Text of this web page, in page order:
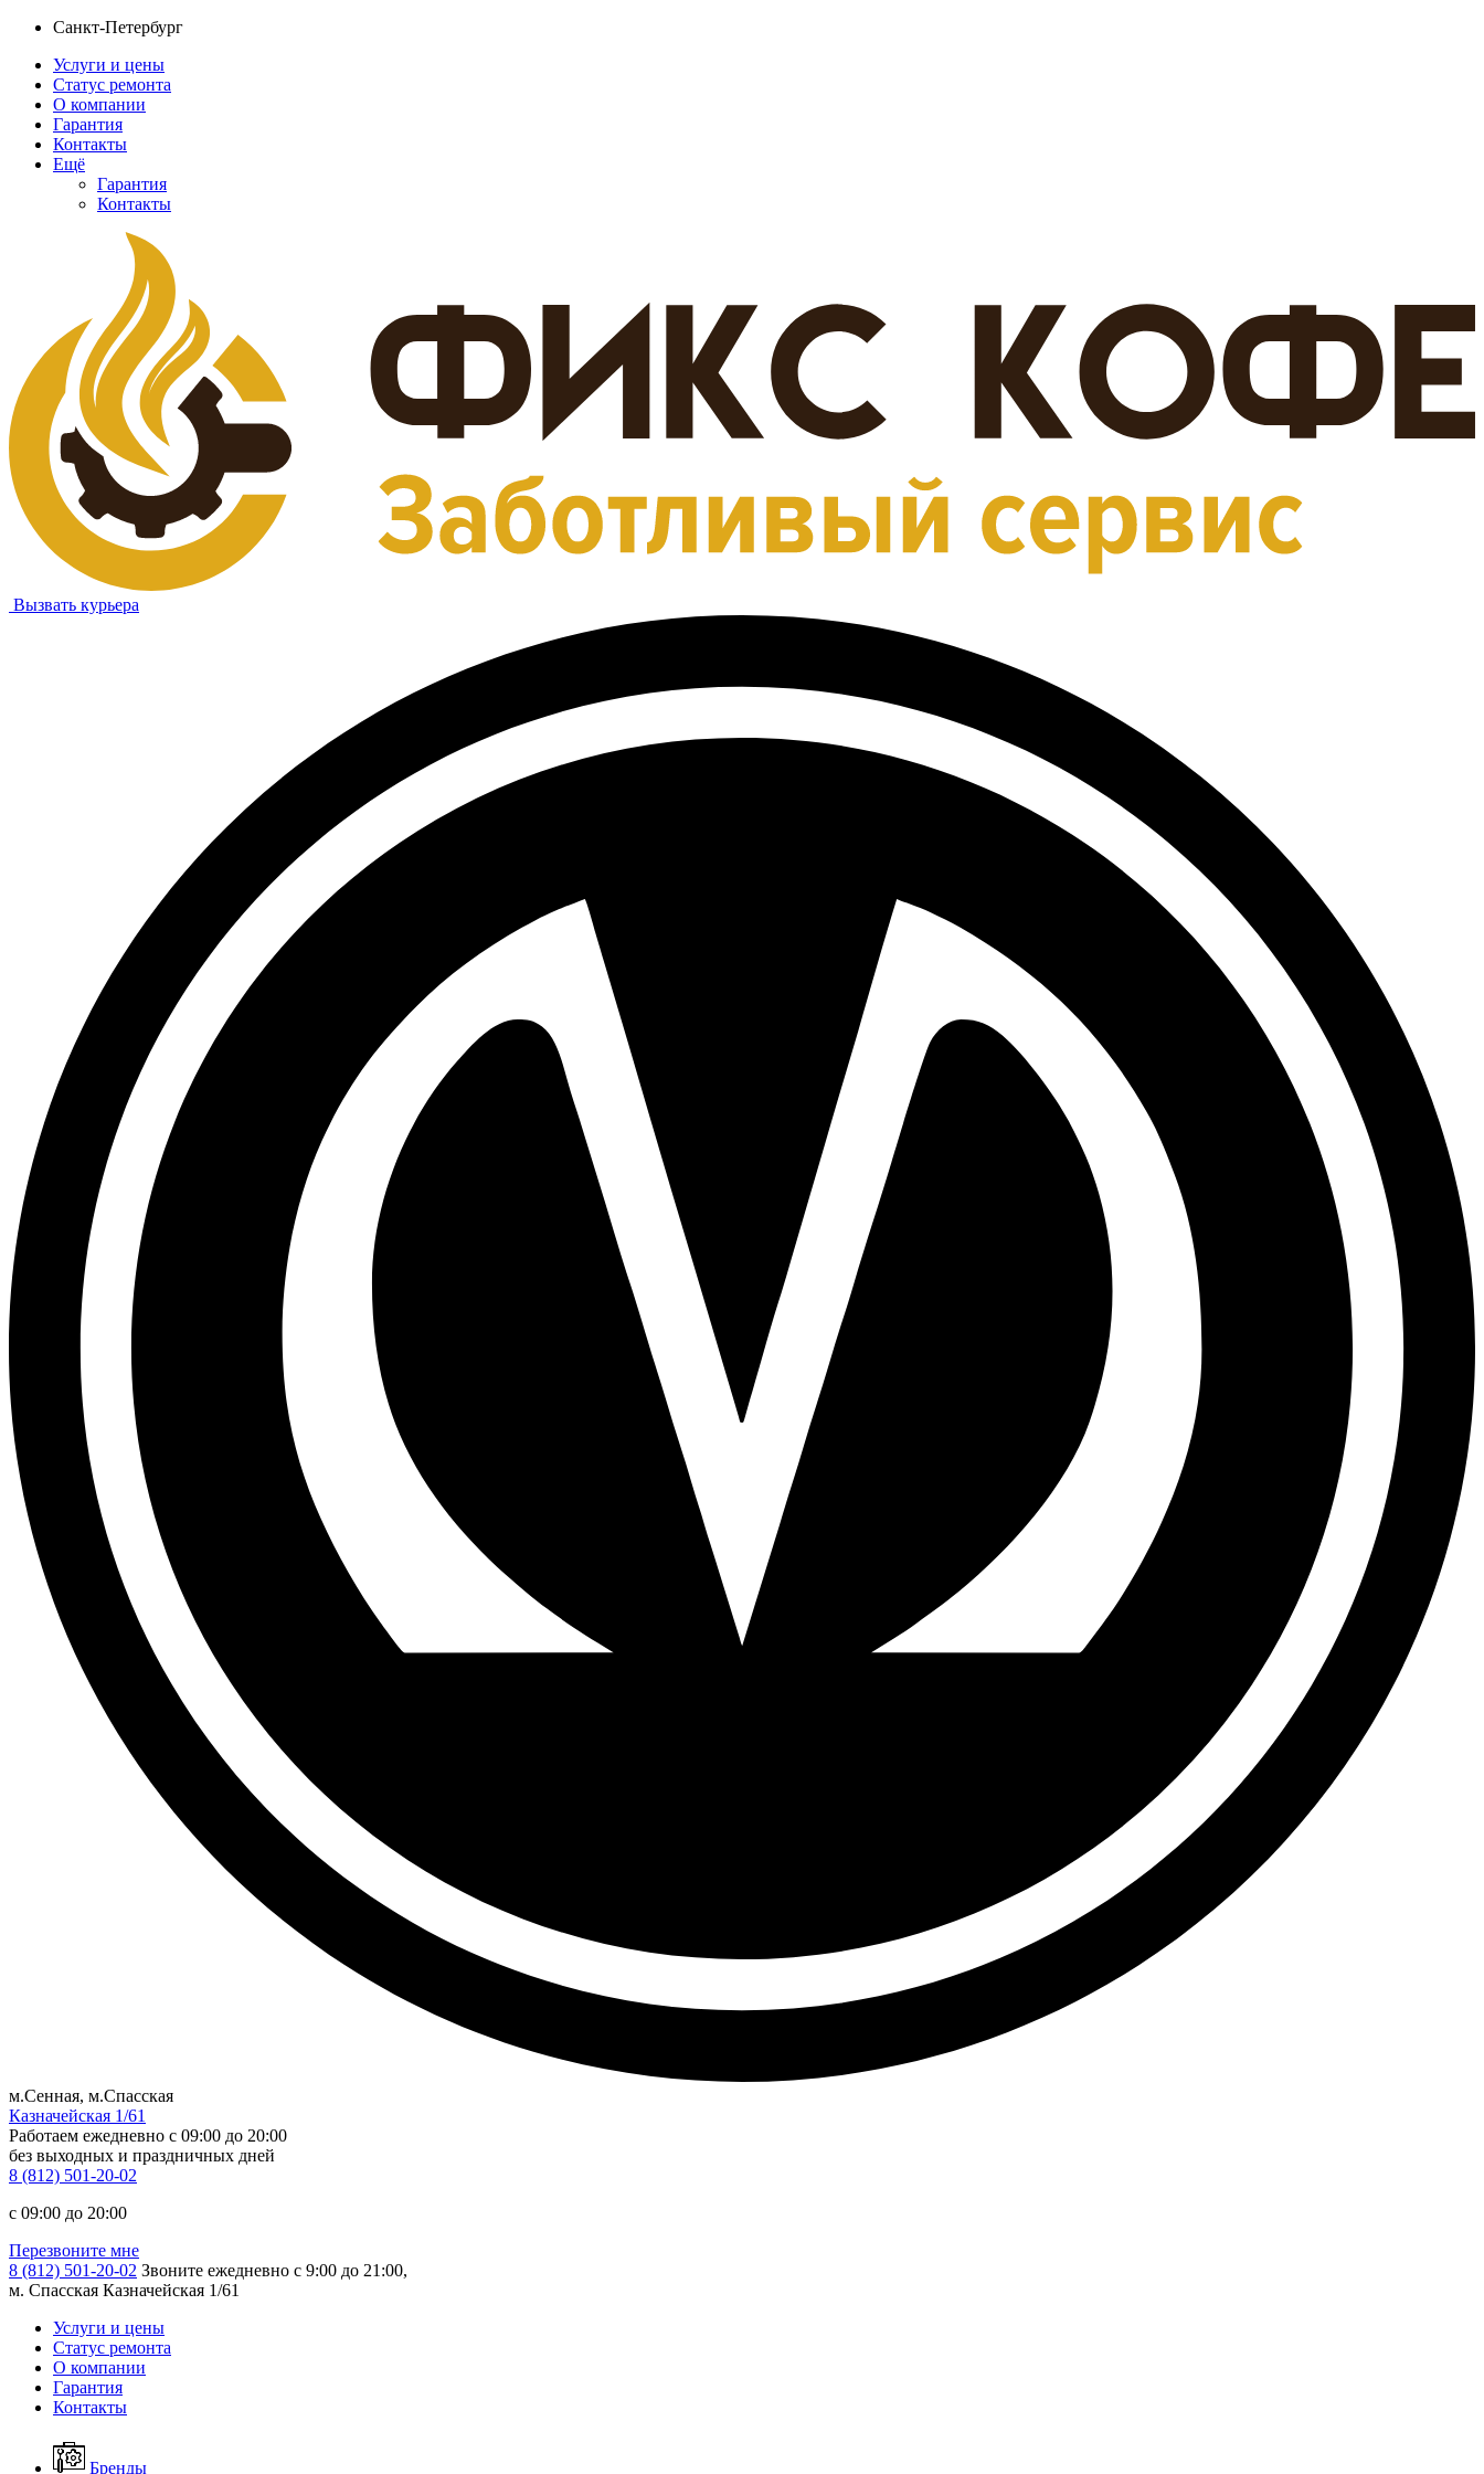
Санкт-Петербург
Услуги и цены
Статус ремонта
О компании
Гарантия
Контакты
Ещё
Гарантия
Контакты
Вызвать курьера
м.Сенная, м.Спасская
Казначейская 1/61
Работаем ежедневно c 09:00 до 20:00
без выходных и праздничных дней
8 (812) 501-20-02
c 09:00 до 20:00
Перезвоните мне
8 (812) 501-20-02 Звоните ежедневно с 9:00 до 21:00,
м. Спасская Казначейская 1/61
Услуги и цены
Статус ремонта
О компании
Гарантия
Контакты
Бренды